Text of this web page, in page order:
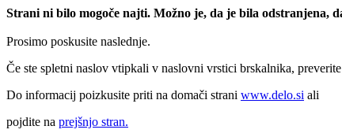
Strani ni bilo mogoče najti. Možno je, da je bila odstranjena,
Prosimo poskusite naslednje.
Če ste spletni naslov vtipkali v naslovni vrstici brskalnika,
Do informacij poizkusite priti na domači strani www.delo.si ali
pojdite na prejšnjo stran.